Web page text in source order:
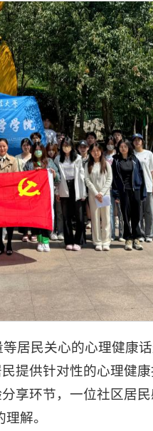
居民关心的心理健康
提供针对性的心理健
享环节，一位社区居
解。